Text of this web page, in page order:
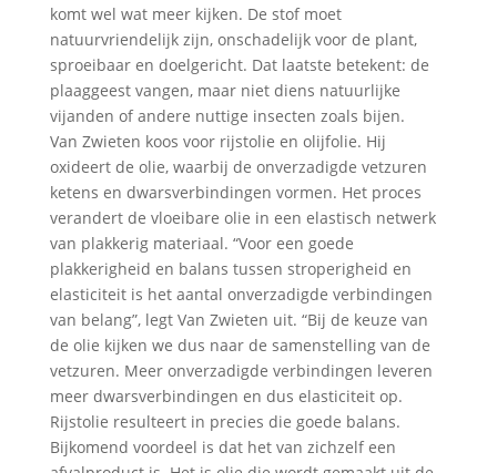
komt wel wat meer kijken. De stof moet
natuurvriendelijk zijn, onschadelijk voor de plant,
sproeibaar en doelgericht. Dat laatste betekent: de
plaaggeest vangen, maar niet diens natuurlijke
vijanden of andere nuttige insecten zoals bijen.
Van Zwieten koos voor rijstolie en olijfolie. Hij
oxideert de olie, waarbij de onverzadigde vetzuren
ketens en dwarsverbindingen vormen. Het proces
verandert de vloeibare olie in een elastisch netwerk
van plakkerig materiaal. “Voor een goede
plakkerigheid en balans tussen stroperigheid en
elasticiteit is het aantal onverzadigde verbindingen
van belang”, legt Van Zwieten uit. “Bij de keuze van
de olie kijken we dus naar de samenstelling van de
vetzuren. Meer onverzadigde verbindingen leveren
meer dwarsverbindingen en dus elasticiteit op.
Rijstolie resulteert in precies die goede balans.
Bijkomend voordeel is dat het van zichzelf een